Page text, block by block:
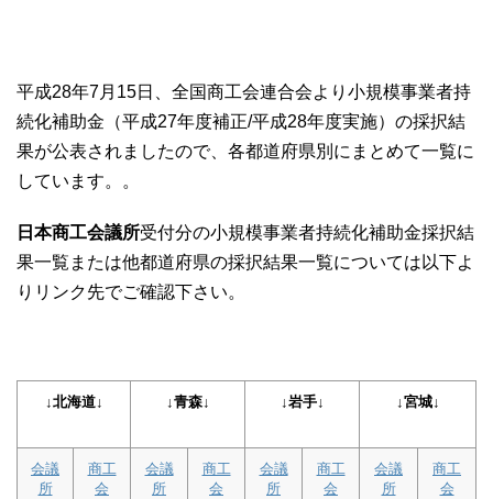
平成28年7月15日、全国商工会連合会より小規模事業者持
続化補助金（平成27年度補正/平成28年度実施）の採択結
果が公表されましたので、各都道府県別にまとめて一覧に
しています。。
日本商工会議所受付分の小規模事業者持続化補助金採択結
果一覧または他都道府県の採択結果一覧については以下よ
りリンク先でご確認下さい。
↓北海道↓ ↓青森↓ ↓岩手↓ ↓宮城↓
会議
所
商工
会
会議
所
商工
会
会議
所
商工
会
会議
所
商工
会